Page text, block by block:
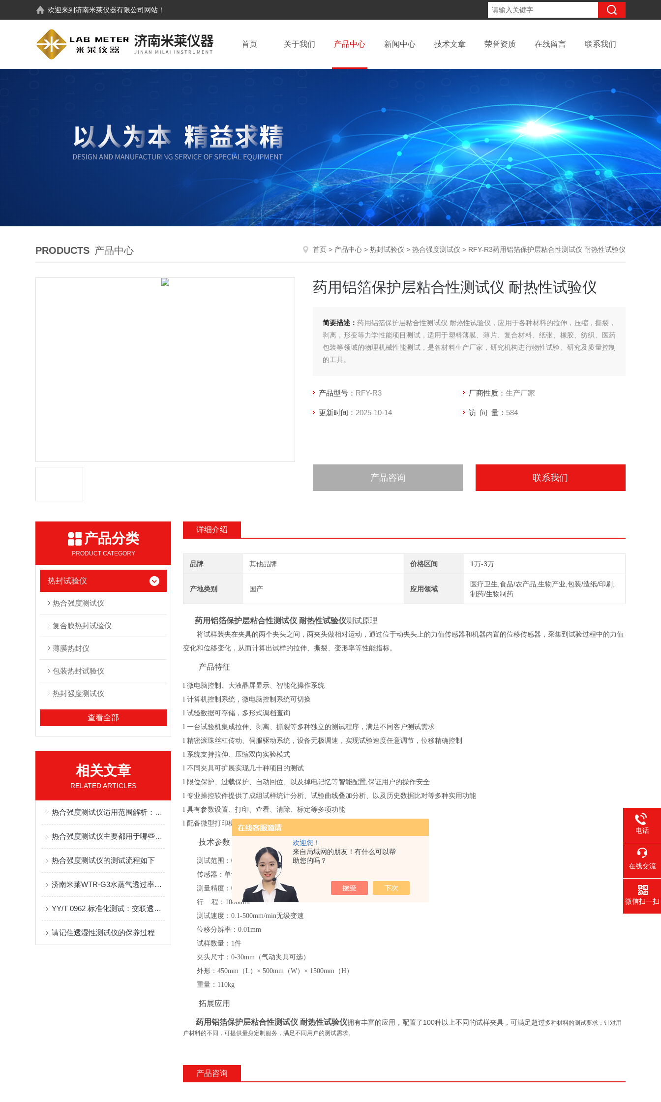
欢迎您！
来自局域网的朋友！有什么可以帮
助您的吗？
欢迎来到济南米莱仪器有限公司 网站！
首页 关于我们 产品中心 新闻中心 技术文章 荣誉资质 在线留言 联系我们
PRODUCTS 产品中心 首页 > 产品中心 > 热封试验仪 > 热合强度测试仪 > RFY-R3药用铝箔保护层粘合性测试仪 耐热性试验仪
药用铝箔保护层粘合性测试仪 耐热性试验仪
简要描述：药用铝箔保护层粘合性测试仪 耐热性试验仪，应用于各种材料的拉伸，压缩，撕裂，
剥离，形变等力学性能项目测试，适用于塑料薄膜、薄片、复合材料、纸张、橡胶、纺织、医药
包装等领域的物理机械性能测试，是各材料生产厂家，研究机构进行物性试验、研究及质量控制
的工具。
产品型号： RFY-R3 厂商性质：生产厂家
更新时间： 2025-10-14 访 问 量： 584
产品咨询 联系我们
产品分类
PRODUCT CATEGORY
热封试验仪
热合强度测试仪
复合膜热封试验仪
薄膜热封仪
包装热封试验仪
热封强度测试仪
查看全部
相关文章
RELATED ARTICLES
热合强度测试仪适用范围解析：筑牢包装密封安全的核心防线
热合强度测试仪主要都用于哪些方面的测定？
热合强度测试仪的测试流程如下
济南米莱WTR-G3水蒸气透过率测试仪 湿巾外包装膜水蒸气透过率测定应用方案
YY/T 0962 标准化测试：交联透明质酸钠预灌封注射器推挤力测定设备推荐
请记住透湿性测试仪的保养过程
详细介绍
品牌 其他品牌 价格区间 1万-3万
产地类别 国产 应用领域
医疗卫生,食品/农产品,生物产业,包装/造纸/印刷,
制药/生物制药
药用铝箔保护层粘合性测试仪 耐热性试验仪测试原理
将试样装夹在夹具的两个夹头之间，两夹头做相对运动，通过位于动夹头上的力值传感器和机器内置的位移传感器，采集到试验过程中的力值
变化和位移变化，从而计算出试样的拉伸、撕裂、变形率等性能指标。
产品特征
l 微电脑控制、大液晶屏显示、 智能化操作系统
l 计算机控制系统，微电脑控制系统可切换
l 试验数据可存储，多形式调档查询
l 一台试验机集成拉伸、剥离、撕裂等多种独立的测试程序， 满足不同客户测试需求
l 精密滚珠丝杠传动、 伺服驱动系统，设备无极调速，实现试验速度任意调节，位移精确控制
l 系统支持拉伸、压缩双向实验模式
l 不同夹具可扩展实现几十种项目的测试
l 限位保护、过载保护、自动回位、以及掉电记忆等智能配置,保证用户的操作安全
l 专业操控软件提供了成组试样统计分析、试验曲线叠加分析、以及历史数据比对等多种实用功能
l 具有参数设置、打印、查看、清除、标定等多项功能
l 配备微型打印机，快速打印试验报告
技术参数
测试范围： 0-500N ( 50N、100N 、200N、1000N
传感器：单量程或双量程可选
测量精度： 0.3
级
行
程： 1000mm
测试速度： 0.1-500mm/min无级变速
位移分辨率 ： 0.01mm
试样数量： 1件
夹头尺寸： 0-30mm （气动夹具可选）
外形： 450mm（L）× 500mm（W） × 1500mm（H）
重量： 110kg
拓展应用
药用铝箔保护层粘合性测试仪 耐热性试验仪拥有丰富的应用，配置了 100种以上不同的试样夹具，可满足超过多种材料的测试要求；针对用
户材料的不同， 可提供量身定制服务，满足不同用户的测试需求。
产品咨询
电话
在线交流
微信扫一扫